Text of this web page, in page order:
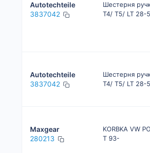
Autotechteile
3837042
Шестерня
T4/ T5/ LT 28-
Autotechteile
3837042
Шестерня
T4/ T5/ LT 28-
Maxgear
280213
KORBKA VW
T 93-